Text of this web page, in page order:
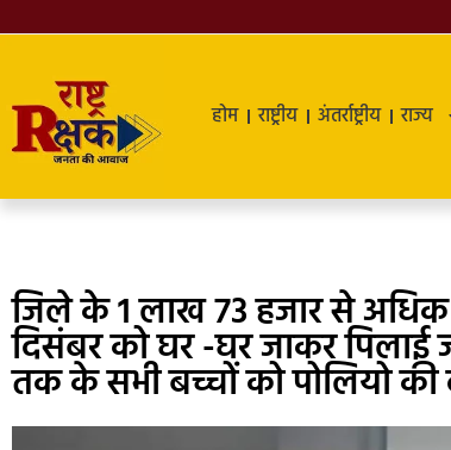
होम राष्ट्रीय अंतर्राष्ट्रीय राज्य
जिले के 1 लाख 73 हजार से अधिक
दिसंबर को घर -घर जाकर पिलाई
तक के सभी बच्चों को पोलियो